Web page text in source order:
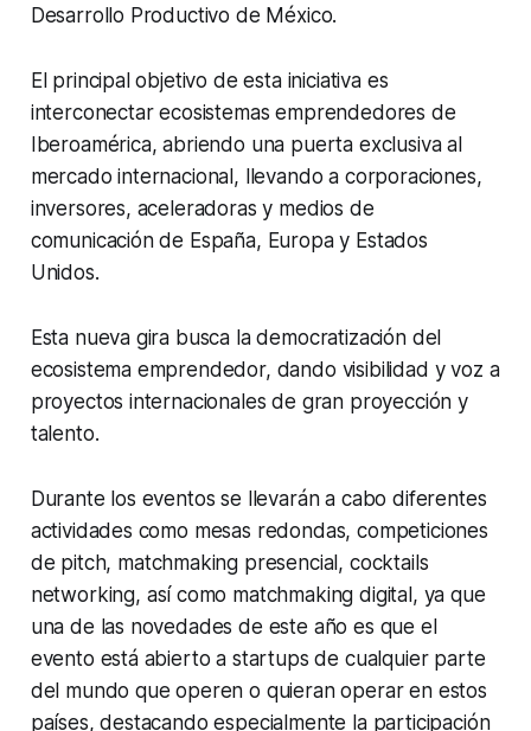
Desarrollo Productivo de México.
El principal objetivo de esta iniciativa es
interconectar ecosistemas emprendedores de
Iberoamérica, abriendo una puerta exclusiva al
mercado internacional, llevando a corporaciones,
inversores, aceleradoras y medios de
comunicación de España, Europa y Estados
Unidos.
Esta nueva gira busca la democratización del
ecosistema emprendedor, dando visibilidad y voz a
proyectos internacionales de gran proyección y
talento.
Durante los eventos se llevarán a cabo diferentes
actividades como mesas redondas, competiciones
de pitch, matchmaking presencial, cocktails
networking, así como matchmakingdigital, ya que
una de las novedades de este año es que el
evento está abierto a startups de cualquier parte
del mundo que operen o quieran operar en estos
países, destacando especialmente la participación